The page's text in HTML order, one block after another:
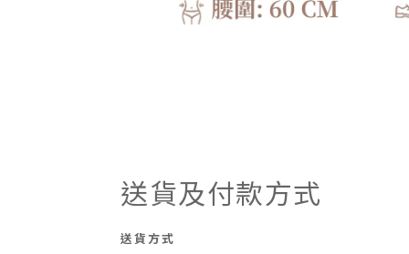
送貨及付款方式
送貨方式